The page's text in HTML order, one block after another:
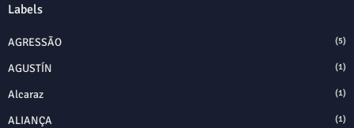
Labels
AGRESSÃO (5)
AGUSTÍN (1)
Alcaraz (1)
ALIANÇA (1)